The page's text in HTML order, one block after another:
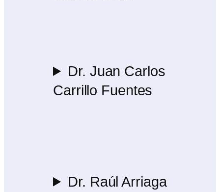
Dr. Juan Carlos
Carrillo Fuentes
Dr. Raúl Arriaga